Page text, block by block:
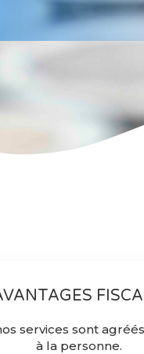
services sont
à la personne.